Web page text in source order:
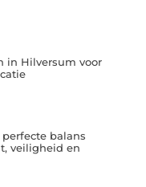
in Hilversum voor
balans
veiligheid en